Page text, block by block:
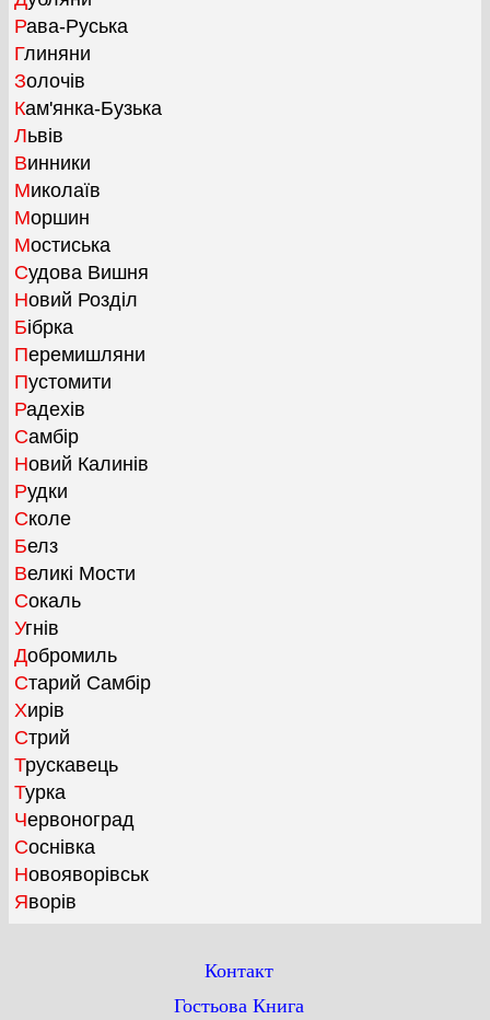
Рава-Руська
Глиняни
Золочів
Кам'янка-Бузька
Львів
Винники
Миколаїв
Моршин
Мостиська
Судова Вишня
Новий Розділ
Бібрка
Перемишляни
Пустомити
Радехів
Самбір
Новий Калинів
Рудки
Сколе
Белз
Великі Мости
Сокаль
Угнів
Добромиль
Старий Самбір
Хирів
Стрий
Трускавець
Турка
Червоноград
Соснівка
Новояворівськ
Яворів
Контакт
Гостьова Книга